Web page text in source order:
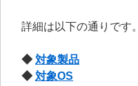
詳細は以下の通りです。
◆ 対象製品
◆ 対象OS